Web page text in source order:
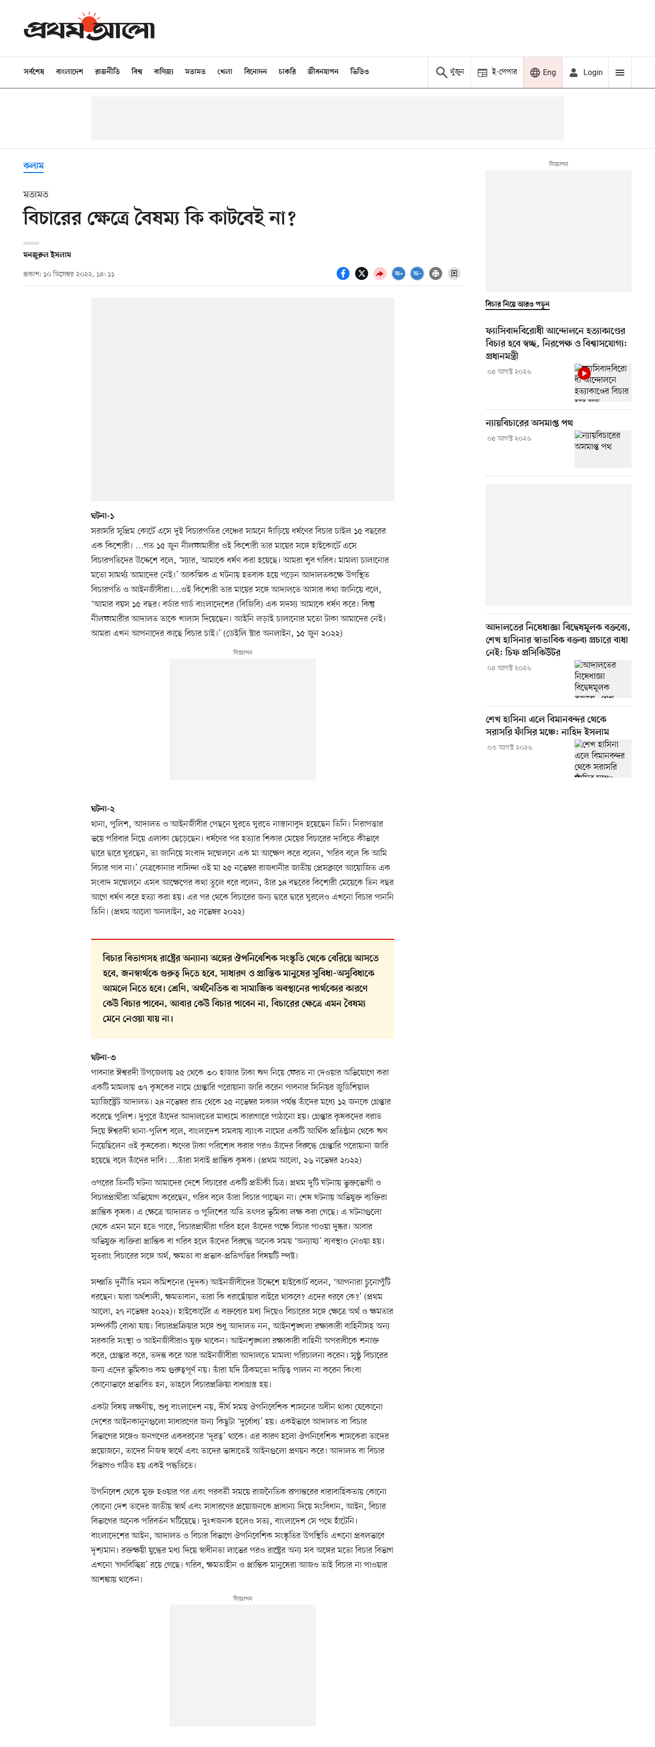
সর্বশেষ বাংলাদেশ রাজনীতি বিশ্ব বাণিজ্য মতামত খেলা বিনোদন চাকরি জীবনযাপন ভিডিও খুঁজুন ই-পেপার Eng Login
কলাম
মতামত
বিচারের ক্ষেত্রে বৈষম্য কি কাটবেই না?
মনজুরুল ইসলাম
প্রকাশ: ১০ ডিসেম্বর ২০২২, ১৪: ১১
ঘটনা-১
সরাসরি সুপ্রিম কোর্টে এসে দুই বিচারপতির বেঞ্চের সামনে দাঁড়িয়ে ধর্ষণের বিচার চাইল ১৫ বছরের
এক কিশোরী। …গত ১৫ জুন নীলফামারীর ওই কিশোরী তার মায়ের সঙ্গে হাইকোর্টে এসে
বিচারপতিদের উদ্দেশে বলে, ‘স্যার, আমাকে ধর্ষণ করা হয়েছে। আমরা খুব গরিব। মামলা চালানোর
মতো সামর্থ্য আমাদের নেই।’ আকস্মিক এ ঘটনায় হতবাক হয়ে পড়েন আদালতকক্ষে উপস্থিত
বিচারপতি ও আইনজীবীরা।…ওই কিশোরী তার মায়ের সঙ্গে আদালতে আসার কথা জানিয়ে বলে,
‘আমার বয়স ১৫ বছর। বর্ডার গার্ড বাংলাদেশের (বিজিবি) এক সদস্য আমাকে ধর্ষণ করে। কিন্তু
নীলফামারীর আদালত তাকে খালাস দিয়েছেন। আইনি লড়াই চালানোর মতো টাকা আমাদের নেই।
আমরা এখন আপনাদের কাছে বিচার চাই।’ (ডেইলি স্টার অনলাইন, ১৫ জুন ২০২২)
ঘটনা-২
থানা, পুলিশ, আদালত ও আইনজীবীর পেছনে ঘুরতে ঘুরতে নাস্তানাবুদ হয়েছেন তিনি। নিরাপত্তার
ভয়ে পরিবার নিয়ে এলাকা ছেড়েছেন। ধর্ষণের পর হত্যার শিকার মেয়ের বিচারের দাবিতে কীভাবে
দ্বারে দ্বারে ঘুরছেন, তা জানিয়ে সংবাদ সম্মেলনে এক মা আক্ষেপ করে বলেন, ‘গরিব বলে কি আমি
বিচার পাব না।’ নেত্রকোনার বাসিন্দা ওই মা ২৫ নভেম্বর রাজধানীর জাতীয় প্রেসক্লাবে আয়োজিত এক
সংবাদ সম্মেলনে এসব আক্ষেপের কথা তুলে ধরে বলেন, তাঁর ১৪ বছরের কিশোরী মেয়েকে তিন বছর
আগে ধর্ষণ করে হত্যা করা হয়। এর পর থেকে বিচারের জন্য দ্বারে দ্বারে ঘুরলেও এখনো বিচার পাননি
তিনি। (প্রথম আলো অনলাইন, ২৫ নভেম্বর ২০২২)
বিচার বিভাগসহ রাষ্ট্রের অন্যান্য অঙ্গের ঔপনিবেশিক সংস্কৃতি থেকে বেরিয়ে আসতে
হবে, জনস্বার্থকে গুরুত্ব দিতে হবে, সাধারণ ও প্রান্তিক মানুষের সুবিধা-অসুবিধাকে
আমলে নিতে হবে। শ্রেণি, অর্থনৈতিক বা সামাজিক অবস্থানের পার্থক্যের কারণে
কেউ বিচার পাবেন, আবার কেউ বিচার পাবেন না, বিচারের ক্ষেত্রে এমন বৈষম্য
মেনে নেওয়া যায় না।
ঘটনা-৩
পাবনার ঈশ্বরদী উপজেলায় ২৫ থেকে ৩০ হাজার টাকা ঋণ নিয়ে ফেরত না দেওয়ার অভিযোগে করা
একটি মামলায় ৩৭ কৃষকের নামে গ্রেপ্তারি পরোয়ানা জারি করেন পাবনার সিনিয়র জুডিশিয়াল
ম্যাজিস্ট্রেট আদালত। ২৪ নভেম্বর রাত থেকে ২৫ নভেম্বর সকাল পর্যন্ত তাঁদের মধ্যে ১২ জনকে গ্রেপ্তার
করেছে পুলিশ। দুপুরে তাঁদের আদালতের মাধ্যমে কারাগারে পাঠানো হয়। গ্রেপ্তার কৃষকদের বরাত
দিয়ে ঈশ্বরদী থানা-পুলিশ বলে, বাংলাদেশ সমবায় ব্যাংক নামের একটি আর্থিক প্রতিষ্ঠান থেকে ঋণ
নিয়েছিলেন ওই কৃষকেরা। ঋণের টাকা পরিশোধ করার পরও তাঁদের বিরুদ্ধে গ্রেপ্তারি পরোয়ানা জারি
হয়েছে বলে তাঁদের দাবি। …তাঁরা সবাই প্রান্তিক কৃষক। (প্রথম আলো, ২৬ নভেম্বর ২০২২)
ওপরের তিনটি ঘটনা আমাদের দেশে বিচারের একটি প্রতীকী চিত্র। প্রথম দুটি ঘটনায় ভুক্তভোগী ও
বিচারপ্রার্থীরা অভিযোগ করেছেন, গরিব বলে তাঁরা বিচার পাচ্ছেন না। শেষ ঘটনায় অভিযুক্ত ব্যক্তিরা
প্রান্তিক কৃষক। এ ক্ষেত্রে আদালত ও পুলিশের অতি তৎপর ভূমিকা লক্ষ করা গেছে। এ ঘটনাগুলো
থেকে এমন মনে হতে পারে, বিচারপ্রার্থীরা গরিব হলে তাঁদের পক্ষে বিচার পাওয়া দুষ্কর। আবার
অভিযুক্ত ব্যক্তিরা প্রান্তিক বা গরিব হলে তাঁদের বিরুদ্ধে অনেক সময় ‘অন্যায্য’ ব্যবস্থাও নেওয়া হয়।
সুতরাং বিচারের সঙ্গে অর্থ, ক্ষমতা বা প্রভাব-প্রতিপত্তির বিষয়টি স্পষ্ট।
সম্প্রতি দুর্নীতি দমন কমিশনের (দুদক) আইনজীবীদের উদ্দেশে হাইকোর্ট বলেন, ‘আপনারা চুনোপুঁটি
ধরছেন। যারা অর্থশালী, ক্ষমতাবান, তারা কি ধরাছোঁয়ার বাইরে থাকবে? এদের ধরবে কে?’ (প্রথম
আলো, ২৭ নভেম্বর ২০২২)। হাইকোর্টের এ বক্তব্যের মধ্য দিয়েও বিচারের সঙ্গে ক্ষেত্রে অর্থ ও ক্ষমতার
সম্পর্কটি বোঝা যায়। বিচারপ্রক্রিয়ার সঙ্গে শুধু আদালত নন, আইনশৃঙ্খলা রক্ষাকারী বাহিনীসহ অন্য
সরকারি সংস্থা ও আইনজীবীরাও যুক্ত থাকেন। আইনশৃঙ্খলা রক্ষাকারী বাহিনী অপরাধীকে শনাক্ত
করে, গ্রেপ্তার করে, তদন্ত করে আর আইনজীবীরা আদালতে মামলা পরিচালনা করেন। সুষ্ঠু বিচারের
জন্য এদের ভূমিকাও কম গুরুত্বপূর্ণ নয়। তাঁরা যদি ঠিকমতো দায়িত্ব পালন না করেন কিংবা
কোনোভাবে প্রভাবিত হন, তাহলে বিচারপ্রক্রিয়া বাধাগ্রস্ত হয়।
একটা বিষয় লক্ষণীয়, শুধু বাংলাদেশ নয়, ‍দীর্ঘ সময় ঔপনিবেশিক শাসনের অধীন থাকা যেকোনো
দেশের আইনকানুনগুলো সাধারণের জন্য কিছুটা ‘দুর্বোধ্য’ হয়। একইভাবে আদালত বা বিচার
বিভাগের সঙ্গেও জনগণের একধরনের ‘দূরত্ব’ থাকে। এর কারণ হলো ঔপনিবেশিক শাসকেরা তাদের
প্রয়োজনে, তাদের নিজস্ব স্বার্থে এবং তাদের ভাষাতেই আইনগুলো প্রণয়ন করে। আদালত বা বিচার
বিভাগও গঠিত হয় একই পদ্ধতিতে।
উপনিবেশ থেকে মুক্ত হওয়ার পর এবং পরবর্তী সময়ে রাজনৈতিক রূপান্তরের ধারাবাহিকতায় কোনো
কোনো দেশ তাদের জাতীয় স্বার্থ এবং সাধারণের প্রয়োজনকে প্রাধান্য দিয়ে সংবিধান, আইন, বিচার
বিভাগের অনেক পরিবর্তন ঘটিয়েছে। দুঃখজনক হলেও সত্য, বাংলাদেশ সে পথে হাঁটেনি।
বাংলাদেশের আইন, আদালত ও বিচার বিভাগে ঔপনিবেশিক সংস্কৃতির উপস্থিতি এখনো প্রবলভাবে
দৃশ্যমান। রক্তক্ষয়ী যুদ্ধের মধ্য দিয়ে স্বাধীনতা লাভের পরও রাষ্ট্রের অন্য সব অঙ্গের মতো বিচার বিভাগ
এখনো ‘গণবিচ্ছিন্ন’ রয়ে গেছে। গরিব, ক্ষমতাহীন ও প্রান্তিক মানুষেরা আজও তাই বিচার না পাওয়ার
আশঙ্কায় থাকেন।
বিচার নিয়ে আরও পড়ুন
ফ্যাসিবাদবিরোধী আন্দোলনে হত্যাকাণ্ডের
বিচার হবে স্বচ্ছ, নিরপেক্ষ ও বিশ্বাসযোগ্য:
প্রধানমন্ত্রী
০৫ আগস্ট ২০২৬
ন্যায়বিচারের অসমাপ্ত পথ
০৫ আগস্ট ২০২৬
আদালতের নিষেধাজ্ঞা বিদ্বেষমূলক বক্তব্যে,
শেখ হাসিনার স্বাভাবিক বক্তব্য প্রচারে বাধা
নেই: চিফ প্রসিকিউটর
০৪ আগস্ট ২০২৬
শেখ হাসিনা এলে বিমানবন্দর থেকে
সরাসরি ফাঁসির মঞ্চে: নাহিদ ইসলাম
০৩ আগস্ট ২০২৬